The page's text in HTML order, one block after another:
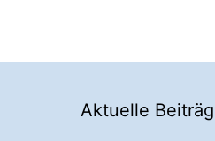
Aktuelle